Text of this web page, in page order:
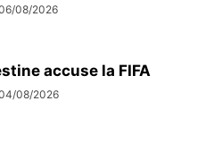
08/2026
accuse la FIFA
08/2026